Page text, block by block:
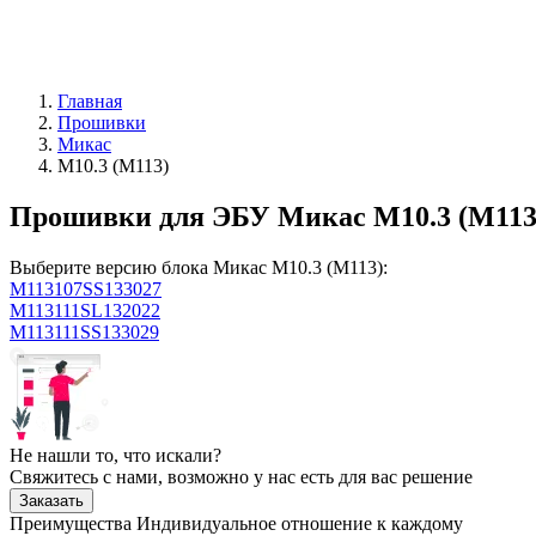
Главная
Прошивки
Микас
М10.3 (М113)
Прошивки для ЭБУ Микас М10.3
Выберите версию блока Микас М10.3 (М113):
M113107SS133027
M113111SL132022
M113111SS133029
Не нашли то, что искали?
Свяжитесь с нами, возможно у нас есть для вас решение
Заказать
Преимущества Индивидуальное отношение к каждому